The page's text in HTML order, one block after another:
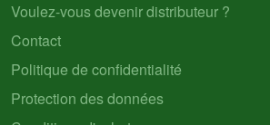
Voulez-vous devenir distributeur ?
Contact
Politique de confidentialité
Protection des données